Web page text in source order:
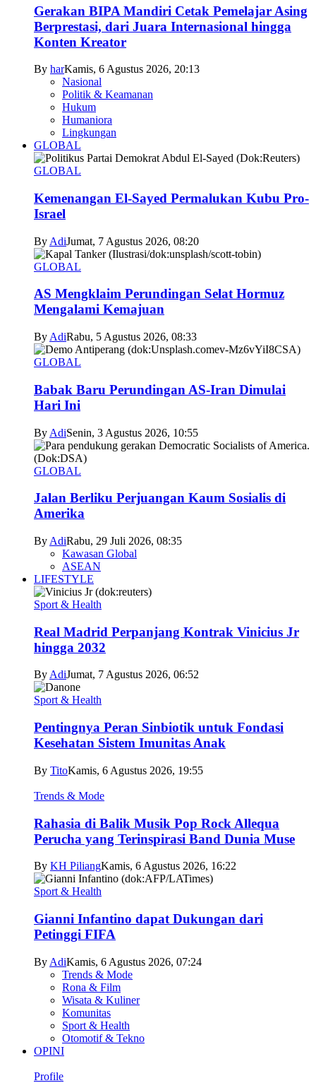
Gerakan BIPA Mandiri Cetak Pemelajar Asing
Berprestasi, dari Juara Internasional hingga
Konten Kreator
By harKamis, 6 Agustus 2026, 20:13
Nasional
Politik & Keamanan
Hukum
Humaniora
Lingkungan
GLOBAL
GLOBAL
Kemenangan El-Sayed Permalukan Kubu Pro-
Israel
By AdiJumat, 7 Agustus 2026, 08:20
GLOBAL
AS Mengklaim Perundingan Selat Hormuz
Mengalami Kemajuan
By AdiRabu, 5 Agustus 2026, 08:33
GLOBAL
Babak Baru Perundingan AS-Iran Dimulai
Hari Ini
By AdiSenin, 3 Agustus 2026, 10:55
GLOBAL
Jalan Berliku Perjuangan Kaum Sosialis di
Amerika
By AdiRabu, 29 Juli 2026, 08:35
Kawasan Global
ASEAN
LIFESTYLE
Sport & Health
Real Madrid Perpanjang Kontrak Vinicius Jr
hingga 2032
ByAdiJumat, 7 Agustus 2026, 06:52
Sport & Health
Pentingnya Peran Sinbiotik untuk Fondasi
Kesehatan Sistem Imunitas Anak
By TitoKamis, 6 Agustus 2026, 19:55
Trends & Mode
Rahasia di Balik Musik Pop Rock Allequa
Perucha yang Terinspirasi Band Dunia Muse
By KH PiliangKamis, 6 Agustus 2026, 16:22
Sport & Health
Gianni Infantino dapat Dukungan dari
Petinggi FIFA
By AdiKamis, 6 Agustus 2026, 07:24
Trends & Mode
Rona & Film
Wisata & Kuliner
Komunitas
Sport & Health
Otomotif & Tekno
OPINI
Profile